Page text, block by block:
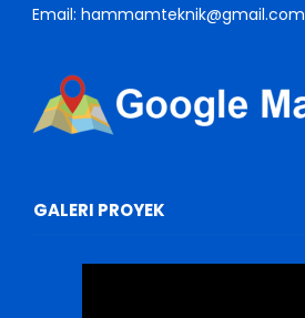
Email: hammamteknik@gmail.com
GALERI PROYEK